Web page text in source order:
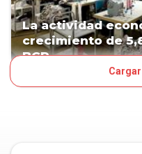
La actividad
crecimiento de
BCP